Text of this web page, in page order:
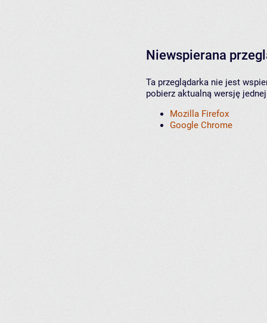
Niewspierana
Ta przeglądarka nie jest
pobierz aktualną wersję
Mozilla Firefox
Google Chrome